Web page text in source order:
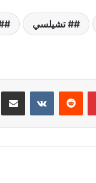
# تشيلسي
بينتيريست